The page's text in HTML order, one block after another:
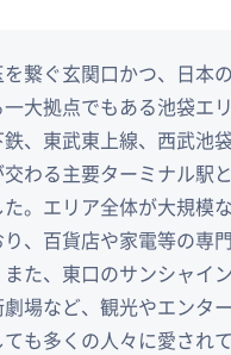
繋ぐ玄関口かつ、日本
大拠点でもある池袋エ
鉄、東武東上線、西武池
わる主要ターミナル駅
。エリア全体が大規模
、百貨店や家電等の専
た、東口のサンシャイ
場など、観光やエンタ
も多くの人々に愛されて